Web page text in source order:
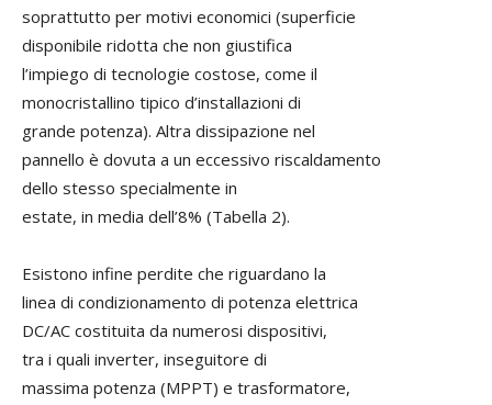
soprattutto per motivi economici (superficie
disponibile ridotta che non giustifica
l’impiego di tecnologie costose, come il
monocristallino tipico d’installazioni di
grande potenza). Altra dissipazione nel
pannello è dovuta a un eccessivo riscaldamento
dello stesso specialmente in
estate, in media dell’8% (Tabella 2).
Esistono infine perdite che riguardano la
linea di condizionamento di potenza elettrica
DC/AC costituita da numerosi dispositivi,
tra i quali inverter, inseguitore di
massima potenza (MPPT) e trasformatore,